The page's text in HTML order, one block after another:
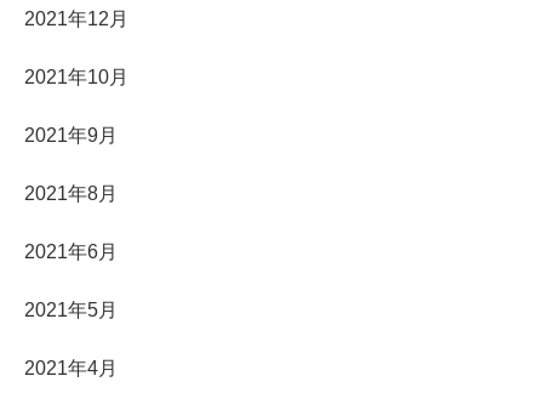
2021年12月
2021年10月
2021年9月
2021年8月
2021年6月
2021年5月
2021年4月